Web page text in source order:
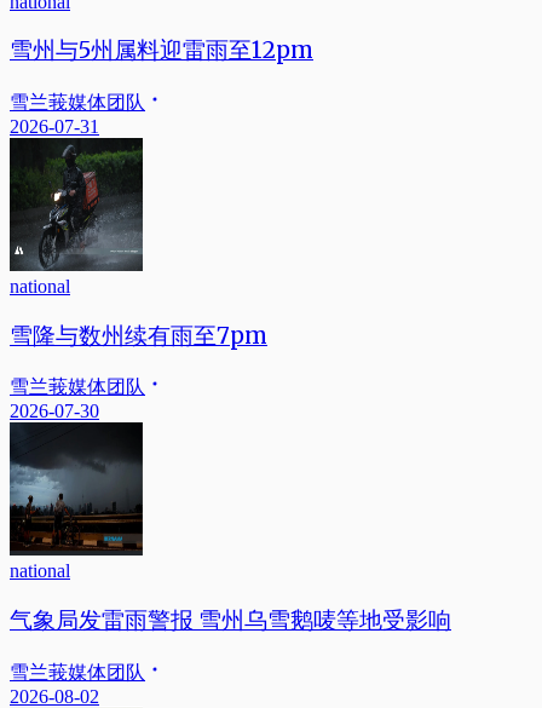
雪州与5州属料迎雷雨至12pm
雪兰莪媒体团队
2026-07-31
national
雪隆与数州续有雨至7pm
雪兰莪媒体团队
2026-07-30
national
气象局发雷雨警报 雪州乌雪鹅唛等地受影响
雪兰莪媒体团队
2026-08-02